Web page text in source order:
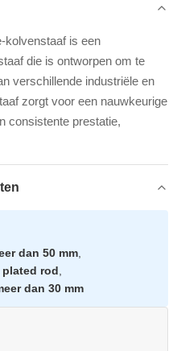
kolvenstaaf is een
die is ontworpen om te
verschillende industriële en
zorgt voor een nauwkeurige
consistente prestatie,
dan 50 mm
rod
dan 30 mm